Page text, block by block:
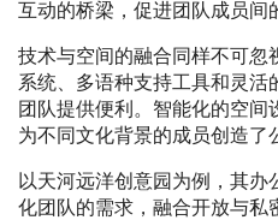
互动的桥梁，促进团队成员间
技术与空间的融合同样不可忽
系统、多语种支持工具和灵
团队提供便利。智能化的空
为不同文化背景的成员创造了
以天河远洋创意园为例，其
化团队的需求，融合开放与私